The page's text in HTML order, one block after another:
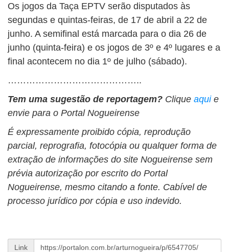
Os jogos da Taça EPTV serão disputados às
segundas e quintas-feiras, de 17 de abril a 22 de
junho. A semifinal está marcada para o dia 26 de
junho (quinta-feira) e os jogos de 3º e 4º lugares e a
final acontecem no dia 1º de julho (sábado).
……………………………………..
Tem uma sugestão de reportagem? Clique aqui e
envie para o Portal Nogueirense
É expressamente proibido cópia, reprodução
parcial, reprografia, fotocópia ou qualquer forma de
extração de informações do site Nogueirense sem
prévia autorização por escrito do Portal
Nogueirense, mesmo citando a fonte. Cabível de
processo jurídico por cópia e uso indevido.
Link